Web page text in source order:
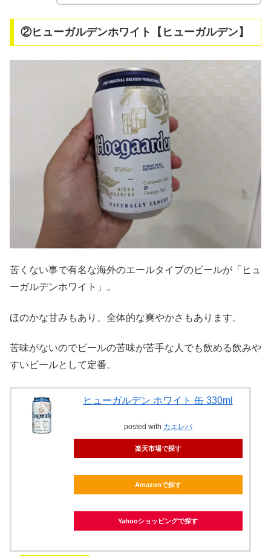
②ヒューガルデンホワイト【ヒューガルデン】
苦くない事で有名な海外のエールタイプのビールが「ヒュ
ーガルデンホワイト」。
ほのかな甘みもあり、全体的な爽やかさもあります。
苦味がないのでビールの苦味が苦手な人でも飲める飲みや
すいビールとして定番。
ヒューガルデン ホワイト 缶 330ml
posted with カエレバ
楽天市場で探す
Amazonで探す
Yahooショッピングで探す